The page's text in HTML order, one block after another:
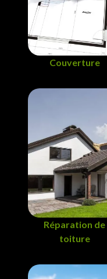
Couverture
Réparation de
toiture